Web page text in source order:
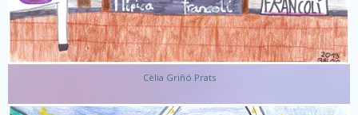
Cèlia Griñó Prats